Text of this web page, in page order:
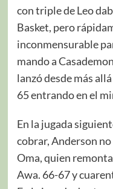
con triple de Leo
Basket, pero
inconmensurable
mando a
lanzó desde más
65 entrando en el
En la jugada
cobrar, Anderson
Oma, quien
Awa. 66-67 y